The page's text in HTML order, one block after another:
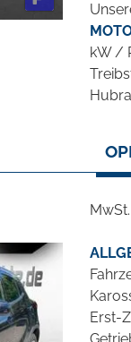
kW /
Erst-